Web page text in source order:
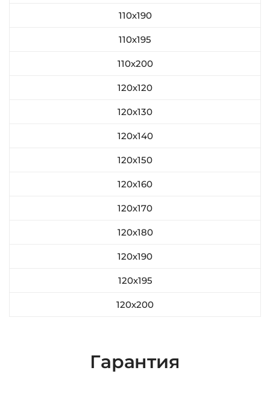
110х190
110х195
110х200
120х120
120х130
120х140
120х150
120х160
120х170
120х180
120х190
120х195
120х200
Гарантия